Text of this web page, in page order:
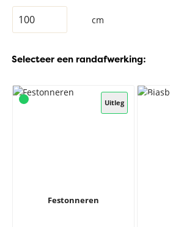
cm
Selecteer een randafwerking:
Uitleg
Festonneren